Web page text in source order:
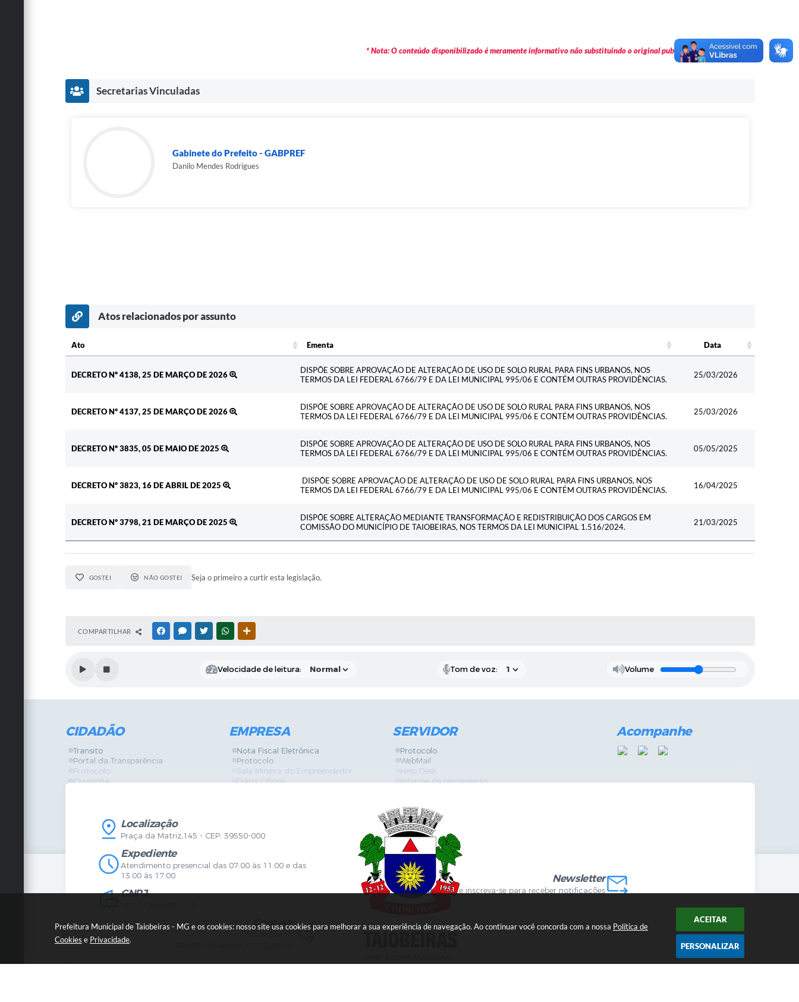
Prefeitura Municipal de Taiobeiras - MG e os cookies: nosso site usa cookies para melhorar a sua experiência de navegação. Ao continuar você concorda com a nossa Política de
Cookies e Privacidade.
ACEITAR
PERSONALIZAR
* Nota: O conteúdo disponibilizado é meramente informativo não substituindo o original publicado em Diário Oficial.
Secretarias Vinculadas
Gabinete do Prefeito - GABPREF
Danilo Mendes Rodrigues
Atos relacionados por assunto
Ato Ementa
Data
DECRETO Nº 4138, 25 DE MARÇO DE 2026
DISPÕE SOBRE APROVAÇÃO DE ALTERAÇÃO DE USO DE SOLO RURAL PARA FINS URBANOS, NOS
TERMOS DA LEI FEDERAL 6766/79 E DA LEI MUNICIPAL 995/06 E CONTÉM OUTRAS PROVIDÊNCIAS.
25/03/2026
DECRETO Nº 4137, 25 DE MARÇO DE 2026
DISPÕE SOBRE APROVAÇÃO DE ALTERAÇÃO DE USO DE SOLO RURAL PARA FINS URBANOS, NOS
TERMOS DA LEI FEDERAL 6766/79 E DA LEI MUNICIPAL 995/06 E CONTÉM OUTRAS PROVIDÊNCIAS.
25/03/2026
DECRETO Nº 3835, 05 DE MAIO DE 2025
DISPÕE SOBRE APROVAÇÃO DE ALTERAÇÃO DE USO DE SOLO RURAL PARA FINS URBANOS, NOS
TERMOS DA LEI FEDERAL 6766/79 E DA LEI MUNICIPAL 995/06 E CONTÉM OUTRAS PROVIDÊNCIAS.
05/05/2025
DECRETO Nº 3823, 16 DE ABRIL DE 2025
DISPÕE SOBRE APROVAÇÃO DE ALTERAÇÃO DE USO DE SOLO RURAL PARA FINS URBANOS, NOS
TERMOS DA LEI FEDERAL 6766/79 E DA LEI MUNICIPAL 995/06 E CONTÉM OUTRAS PROVIDÊNCIAS.
16/04/2025
DECRETO Nº 3798, 21 DE MARÇO DE 2025
DISPÕE SOBRE ALTERAÇÃO MEDIANTE TRANSFORMAÇÃO E REDISTRIBUIÇÃO DOS CARGOS EM
COMISSÃO DO MUNICÍPIO DE TAIOBEIRAS, NOS TERMOS DA LEI MUNICIPAL 1.516/2024.
21/03/2025
GOSTEI NÃO GOSTEI Seja o primeiro a curtir esta legislação.
COMPARTILHAR FACEBOOKMESSENGER
TWITTERWHATSAPP
Velocidade de leitura: Tom de voz: Volume
CIDADÃO
Transito
Portal da Transparência
Protocolo
Ouvidoria
Legislação
Diário Oficial
Mapa do Site
Certidões
Agenda de Eventos
Concursos
Telefones Úteis
EMPRESA
Nota Fiscal Eletrônica
Protocolo
Sala Mineira do Empreendedor
Diário Oficial
Serviços Online
Vigilância Sanitária
SERVIDOR
Protocolo
WebMail
Help Desk
Informe de rendimento
GPI
Diário Oficial
Fale com RH
SGDI - Sistema de Gerência de Demandas Internas
Concurso Público e Processo Seletivo
Portal da Atenção Primaria
Acompanhe
Localização
Praça da Matriz,145 - CEP: 39550-000
Expediente
Atendimento presencial das 07:00 às 11:00 e das
13:00 às 17:00
CNPJ
Contato
Newsletter
Clique aquie inscreva-se para receber notificações